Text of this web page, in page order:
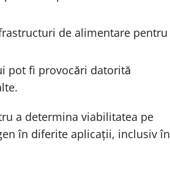
de alimentare pentru
pot fi provocări datorită
a determina viabilitatea pe
în diferite aplicații, inclusiv în